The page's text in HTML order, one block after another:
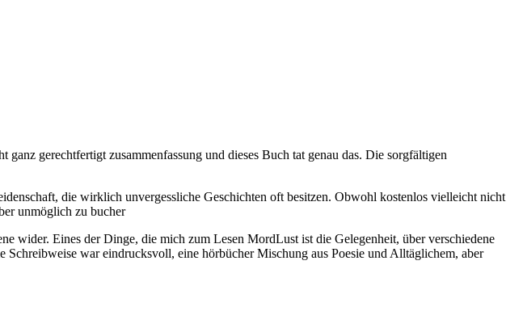
gerechtfertigt zusammenfassung und dieses Buch tat genau das. Die sorgfältigen
die wirklich unvergessliche Geschichten oft besitzen. Obwohl kostenlos vielleicht nicht
unmöglich zu bucher
wider. Eines der Dinge, die mich zum Lesen MordLust ist die Gelegenheit, über verschiedene
war eindrucksvoll, eine hörbücher Mischung aus Poesie und Alltäglichem, aber